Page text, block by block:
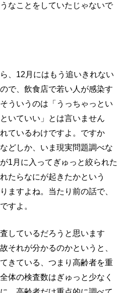
なことをしていたじゃないで
、12月にはもう追いきれない
で、飲食店で若い人が感染す
ういうのは「うっちゃっとい
いていい」とは言いません
ているわけですよ。ですか
どしか、いま現実問題調べな
1月に入ってぎゅっと絞られた
たらなにが起きたかという
ますよね。当たり前の話で、
すよ。
しているだろうと思います
れが分かるのかというと、
きている、つまり高齢者を重
体の検査数はぎゅっと少なく